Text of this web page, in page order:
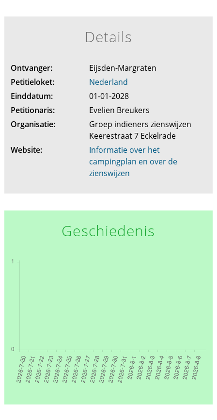
Details
Ontvanger:
Eijsden-Margraten
Petitieloket:
Nederland
Einddatum:
01-01-2028
Petitionaris:
Evelien Breukers
Organisatie:
Groep indieners zienswijzen
Keerestraat 7 Eckelrade
Website:
Informatie over het
campingplan en over de
zienswijzen
Geschiedenis